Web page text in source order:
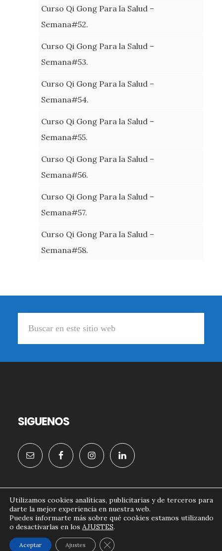
Curso Qi Gong Para la Salud –
Semana#52.
Curso Qi Gong Para la Salud –
Semana#53.
Curso Qi Gong Para la Salud –
Semana#54.
Curso Qi Gong Para la Salud –
Semana#55.
Curso Qi Gong Para la Salud –
Semana#56.
Curso Qi Gong Para la Salud –
Semana#57.
Curso Qi Gong Para la Salud –
Semana#58.
SIGUENOS
formacion.doctornougues.com© 2026
AVISO LEGAL
POLITICA DE COOKIES
CONTACTO
Utilizamos cookies analíticas, publicitarias y de terceros para
darte la mejor experiencia en nuestra web.
Puedes informarte más sobre qué cookies estamos utilizando
o desactivarlas en los AJUSTES.
Aceptar Ajustes CERRAR EL BANNER DE